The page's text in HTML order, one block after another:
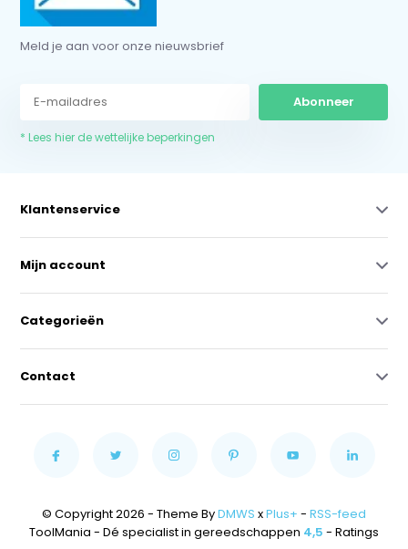
Meld je aan voor onze nieuwsbrief
Abonneer
* Lees hier de wettelijke beperkingen
Klantenservice
Mijn account
Categorieën
Contact
© Copyright 2026 - Theme ByDMWS xPlus+ - RSS-feed
ToolMania - Dé specialist in gereedschappen 4,5 - Ratings